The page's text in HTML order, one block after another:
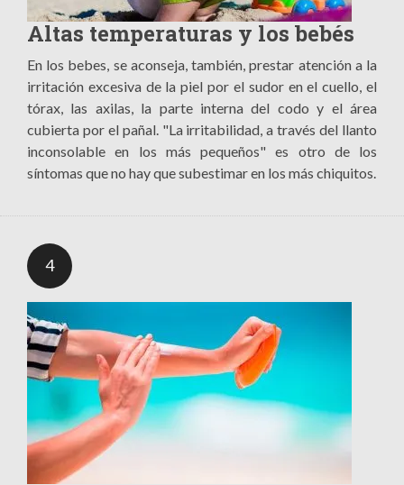
Altas temperaturas y los bebés
En los bebes, se aconseja, también, prestar atención a la
irritación excesiva de la piel por el sudor en el cuello, el
tórax, las axilas, la parte interna del codo y el área
cubierta por el pañal. "La irritabilidad, a través del llanto
inconsolable en los más pequeños" es otro de los
síntomas que no hay que subestimar en los más chiquitos.
4